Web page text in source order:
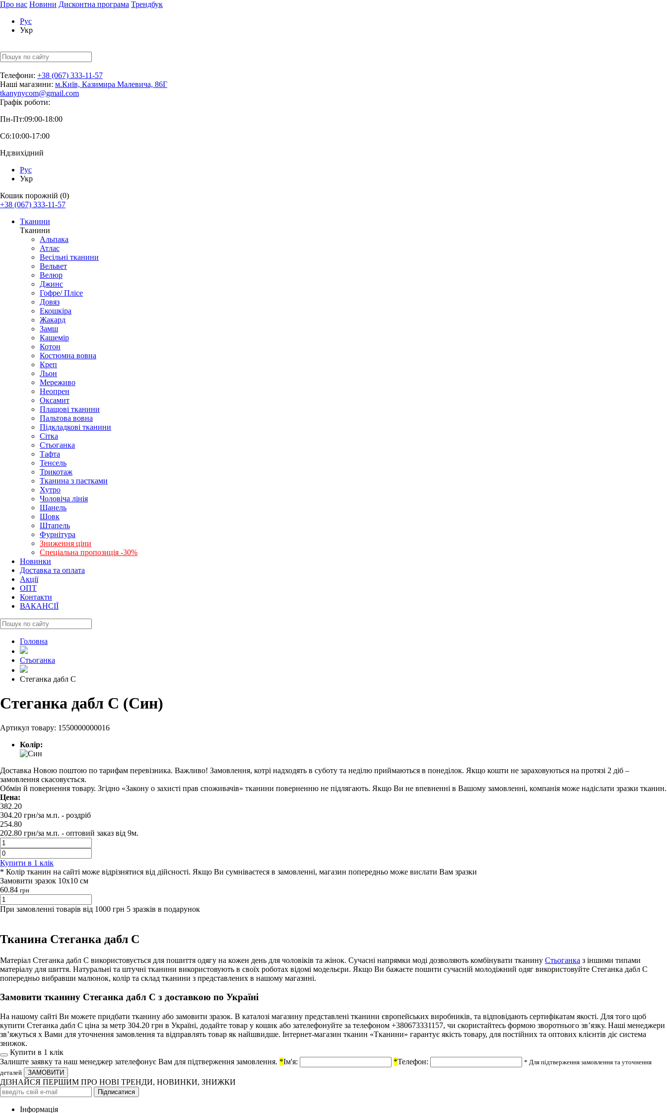
Про нас Новини Дисконтна програма Трендбук
Рус
Укр
Телефони: +38 (067) 333-11-57
Наші магазини: м.Київ, Казимира Малевича, 86Г
tkanynycom@gmail.com
Графік роботи:
Пн-Пт:09:00-18:00
Сб:10:00-17:00
Нд:вихідний
Рус
Укр
Кошик порожній (0)
+38 (067) 333-11-57
Тканини
Тканини
Альпака
Атлас
Весільні тканини
Вельвет
Велюр
Джинс
Гофре/ Плісе
Довяз
Екошкіра
Жакард
Замш
Кашемір
Котон
Костюмна вовна
Креп
Льон
Мереживо
Неопрен
Оксамит
Плащові тканини
Пальтова вовна
Підкладкові тканини
Сітка
Стьоганка
Тафта
Тенсель
Трикотаж
Тканина з паєтками
Хутро
Чоловіча лінія
Шанель
Шовк
Штапель
Фурнітура
Зниження ціни
Спеціальна пропозиція -30%
Новинки
Доставка та оплата
Акції
ОПТ
Контакти
ВАКАНСІЇ
Головна
Стьоганка
Стеганка дабл С
Стеганка дабл С (Син)
Артикул товару: 1550000000016
Колір:
Доставка Новою поштою по тарифам перевізника. Важливо! Замовлення, котрі надходять в суботу та неділю приймаються в понеділок. Якщо кошти не зараховуються на протязі 2 діб –
замовлення скасовується.
Обмін й повернення товару. Згідно «Закону о захисті прав споживачів» тканини поверненню не підлягають. Якщо Ви не впевненні в Вашому замовленні, компанія може надіслати зразки тканин.
Цена:
382.20
304.20 грн/за м.п. - роздрiб
254.80
202.80 грн/за м.п. - оптовий заказ вiд 9м.
Купити в 1 клiк
* Колір тканин на сайті може відрізнятися від дійсності. Якщо Ви сумніваєтеся в замовленні, магазин попередньо може вислати Вам зразки
Замовити зразок 10х10 см
60.84 грн
При замовленні товарів від 1000 грн 5 зразків в подарунок
Тканина Стеганка дабл С
Матеріал Стеганка дабл С використовується для пошиття одягу на кожен день для чоловіків та жінок. Сучасні напрямки моді дозволяють комбінувати тканину Стьоганка з іншими типами
матеріалу для шиття. Натуральні та штучні тканини використовують в своїх роботах відомі модельєри. Якщо Ви бажаєте пошити сучасній молодіжний одяг використовуйте Стеганка дабл С
попередньо вибравши малюнок, колір та склад тканини з представлених в нашому магазині.
Замовити тканину Стеганка дабл С з доставкою по Україні
На нашому сайті Ви можете придбати тканину або замовити зразок. В каталозі магазину представлені тканини європейських виробників, та відповідають сертифікатам якості. Для того щоб
купити Стеганка дабл С ціна за метр 304.20 грн в Україні, додайте товар у кошик або зателефонуйте за телефоном +380673331157, чи скористайтесь формою зворотнього зв’язку. Наші менеджери
зв’яжуться х Вами для уточнення замовлення та відправлять товар як найшвидше. Інтернет-магазин тканин «Тканини» гарантує якість товару, для постійних та оптових клієнтів діє система
знижок.
Купити в 1 клiк
Залиште заявку та наш менеджер зателефонує Вам для підтверження замовлення. *Ім'я: *Телефон:
* Для підтверження замовлення та уточнення
деталей
ДІЗНАЙСЯ ПЕРШИМ ПРО НОВІ ТРЕНДИ, НОВИНКИ, ЗНИЖКИ
Iнформація